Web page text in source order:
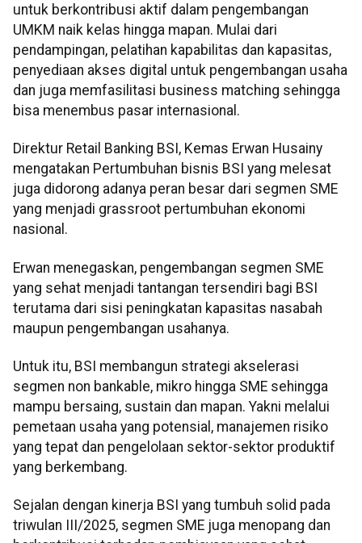
untuk berkontribusi aktif dalam pengembangan
UMKM naik kelas hingga mapan. Mulai dari
pendampingan, pelatihan kapabilitas dan kapasitas,
penyediaan akses digital untuk pengembangan usaha
dan juga memfasilitasi business matching sehingga
bisa menembus pasar internasional.
Direktur Retail Banking BSI, Kemas Erwan Husainy
mengatakan Pertumbuhan bisnis BSI yang melesat
juga didorong adanya peran besar dari segmen SME
yang menjadi grassroot pertumbuhan ekonomi
nasional.
Erwan menegaskan, pengembangan segmen SME
yang sehat menjadi tantangan tersendiri bagi BSI
terutama dari sisi peningkatan kapasitas nasabah
maupun pengembangan usahanya.
Untuk itu, BSI membangun strategi akselerasi
segmen non bankable, mikro hingga SME sehingga
mampu bersaing, sustain dan mapan. Yakni melalui
pemetaan usaha yang potensial, manajemen risiko
yang tepat dan pengelolaan sektor-sektor produktif
yang berkembang.
Sejalan dengan kinerja BSI yang tumbuh solid pada
triwulan III/2025, segmen SME juga menopang dan